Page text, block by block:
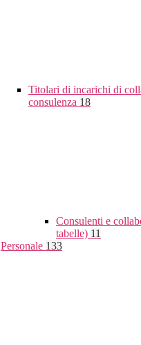
Titolari di incarichi di
consulenza 18
Consulenti e
tabelle) 11
Personale 133